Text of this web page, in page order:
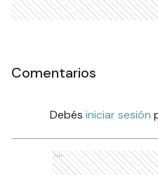
Comentarios
Debés iniciar sesión
Ads